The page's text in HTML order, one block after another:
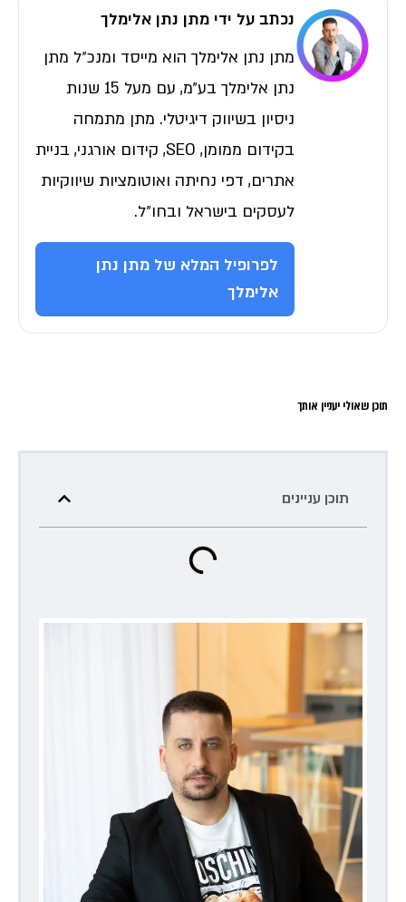
נכתב על ידי מתן נתן אלימלך
מתן נתן אלימלך הוא מייסד ומנכ״ל מתן
נתן אלימלך בע״מ, עם מעל 15 שנות
ניסיון בשיווק דיגיטלי. מתן מתמחה
בקידום ממומן, SEO, קידום אורגני, בניית
אתרים, דפי נחיתה ואוטומציות שיווקיות
לעסקים בישראל ובחו״ל.
לפרופיל המלא של מתן נתן
אלימלך
תוכן שאולי יעניין אותך
תוכן עניינים